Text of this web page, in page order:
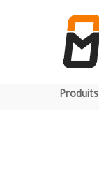
Produits